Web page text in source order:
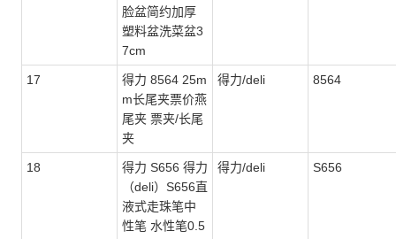
脸盆简约加厚
塑料盆洗菜盆3
7cm
17
得力 8564 25m
m长尾夹票价燕
尾夹 票夹/长尾
夹
得力/deli 8564
18
得力 S656 得力
（deli）S656直
液式走珠笔中
性笔 水性笔0.5
得力/deli S656